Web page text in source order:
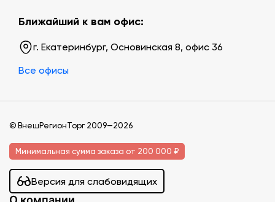
Ближайший к вам офис:
г. Екатеринбург, Основинская 8, офис 36
Все офисы
© ВнешРегионТорг 2009—2026
Минимальная сумма заказа от 200 000 ₽
Версия для слабовидящих